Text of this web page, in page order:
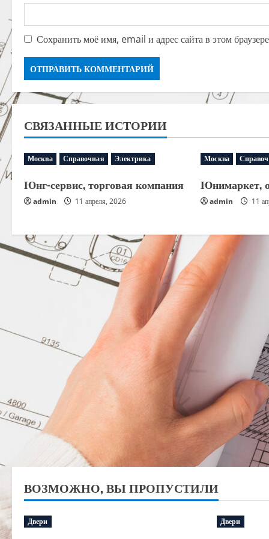
Сохранить моё имя, email и адрес сайта в этом
СВЯЗАННЫЕ ИСТОРИИ
Москва Справочная Электрика
Юнг-сервис, торговая компания
admin 11 апреля, 2026
Москва
Юнимаркет,
admin 11
ВОЗМОЖНО, ВЫ ПРОПУСТИЛИ
Двери Двери